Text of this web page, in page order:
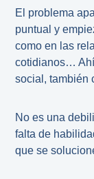
El problema
puntual y
como en las
cotidianos…
social, también
No es una
falta de
que se